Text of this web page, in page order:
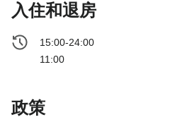
入住和退房
15:00-24:00
11:00
政策